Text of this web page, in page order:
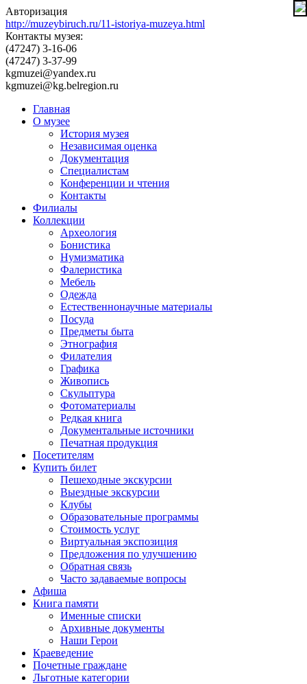
Авторизация
http://muzeybiruch.ru/11-istoriya-muzeya.html
Контакты музея:
(47247) 3-16-06
(47247) 3-37-99
kgmuzei@yandex.ru
kgmuzei@kg.belregion.ru
Главная
О музее
История музея
Независимая оценка
Документация
Специалистам
Конференции и чтения
Контакты
Филиалы
Коллекции
Археология
Бонистика
Нумизматика
Фалеристика
Мебель
Одежда
Естественнонаучные материалы
Посуда
Предметы быта
Этнография
Филателия
Графика
Живопись
Скульптура
Фотоматериалы
Редкая книга
Документальные источники
Печатная продукция
Посетителям
Купить билет
Пешеходные экскурсии
Выездные экскурсии
Клубы
Образовательные программы
Стоимость услуг
Виртуальная экспозиция
Предложения по улучшению
Обратная связь
Часто задаваемые вопросы
Афиша
Книга памяти
Именные списки
Архивные документы
Наши Герои
Краеведение
Почетные граждане
Льготные категории